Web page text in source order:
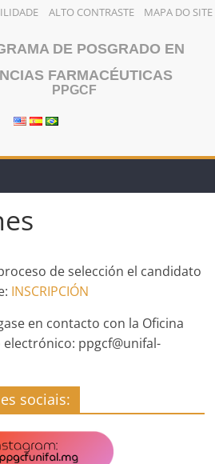
ALTO CONTRASTE MAPA DO SITE
DE POSGRADO EN
FARMACÉUTICAS
PPGCF
de selección el candidato
INSCRIPCIÓN
en contacto con la Oficina
electrónico: ppgcf@unifal-
sociais: